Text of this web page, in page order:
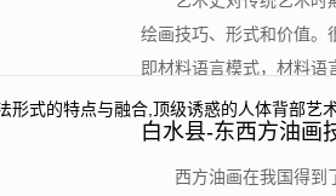
绘画技巧、形式和价值。
即材料语言模式，材料
白水县-东西方油画
西方油画在我国得到